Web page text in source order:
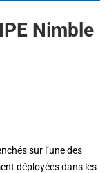
Nimble
sur l’une des
déployées dans les